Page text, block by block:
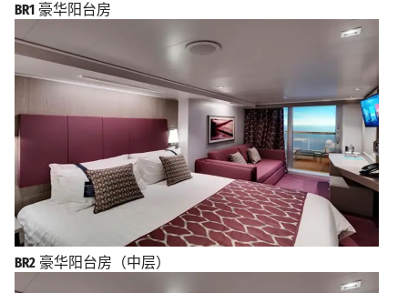
BR1 豪华阳台房
BR2 豪华阳台房（中层）